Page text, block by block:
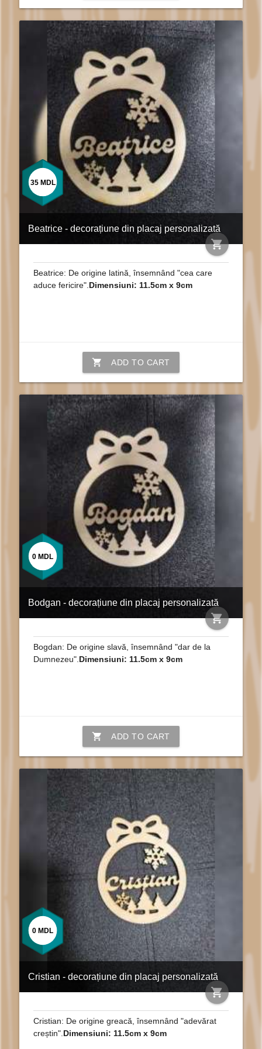
Beatrice - decorațiune din placaj personalizată
shopping_cart
35 MDL
Beatrice: De origine latină, însemnând "cea care
aduce fericire". Dimensiuni: 11.5cm x 9cm
shopping_cart ADD TO CART
Bodgan - decorațiune din placaj personalizată
shopping_cart
0 MDL
Bogdan: De origine slavă, însemnând "dar de la
Dumnezeu". Dimensiuni: 11.5cm x 9cm
shopping_cart ADD TO CART
Cristian - decorațiune din placaj personalizată
shopping_cart
0 MDL
Cristian: De origine greacă, însemnând "adevărat
creștin".Dimensiuni: 11.5cm x 9cm